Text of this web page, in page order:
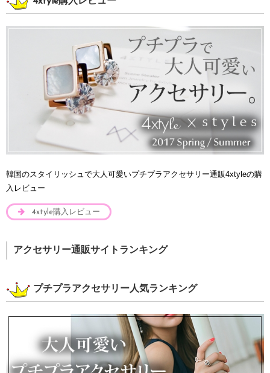
韓国のスタイリッシュで大人可愛いプチプラアクセサリー通販4xtyleの購
入レビュー
4xtyle購入レビュー
アクセサリー通販サイトランキング
プチプラアクセサリー人気ランキング